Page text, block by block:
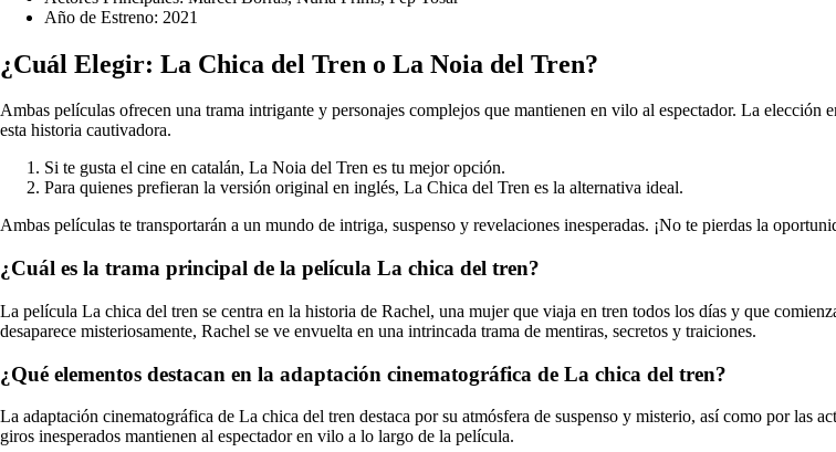
Año de Estreno: 2021
¿Cuál Elegir: La Chica del Tren o La Noia del Tren?
Ambas películas ofrecen una trama intrigante y personajes complejos que mantienen en vilo al espectador. La
esta historia cautivadora.
Si te gusta el cine en catalán, La Noia del Tren es tu mejor opción.
Para quienes prefieran la versión original en inglés, La Chica del Tren es la alternativa ideal.
Ambas películas te transportarán a un mundo de intriga, suspenso y revelaciones inesperadas. ¡No te pierdas la
¿Cuál es la trama principal de la película La chica del tren?
La película La chica del tren se centra en la historia de Rachel, una mujer que viaja en tren todos los días y que
desaparece misteriosamente, Rachel se ve envuelta en una intrincada trama de mentiras, secretos y traiciones.
¿Qué elementos destacan en la adaptación cinematográfica de La chica del tren?
La adaptación cinematográfica de La chica del tren destaca por su atmósfera de suspenso y misterio, así como por las
giros inesperados mantienen al espectador en vilo a lo largo de la película.